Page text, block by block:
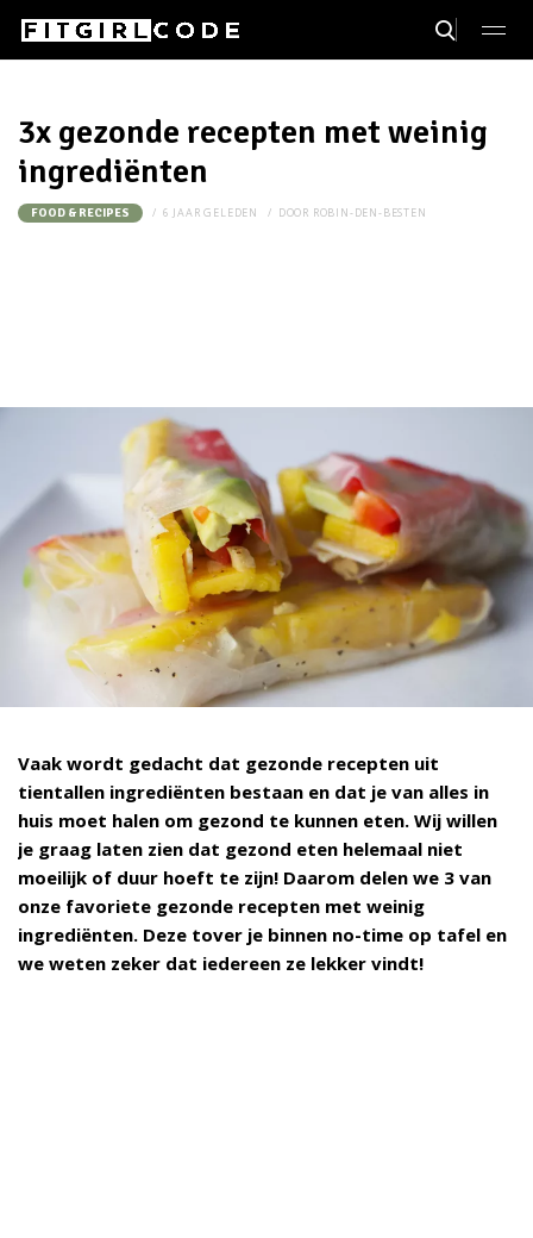
3x gezonde recepten met weinig
ingrediënten
FOOD & RECIPES 6 JAAR GELEDEN DOOR ROBIN-DEN-BESTEN
Vaak wordt gedacht dat gezonde recepten uit
tientallen ingrediënten bestaan en dat je van alles in
huis moet halen om gezond te kunnen eten. Wij willen
je graag laten zien dat gezond eten helemaal niet
moeilijk of duur hoeft te zijn! Daarom delen we 3 van
onze favoriete gezonde recepten met weinig
ingrediënten. Deze tover je binnen no-time op tafel en
we weten zeker dat iedereen ze lekker vindt!